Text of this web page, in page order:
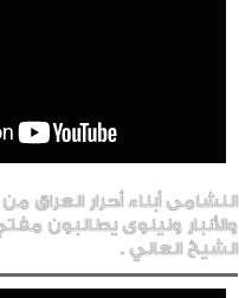
النشامى أبناء أحرار العراق
والأنبار ونينوى يطالبون
الشيخ العاني .